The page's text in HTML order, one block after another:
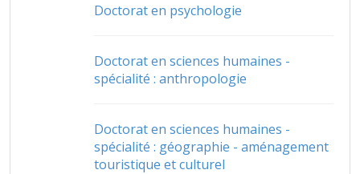
Doctorat en psychologie
Doctorat en sciences humaines -
spécialité : anthropologie
Doctorat en sciences humaines -
spécialité : géographie - aménagement
touristique et culturel